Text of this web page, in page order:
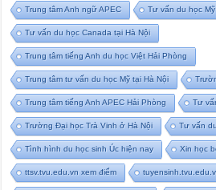
Trung tâm Anh ngữ APEC Tư vấn du học Mỹ
Tư vấn du học Canada tại Hà Nội
Trung tâm tiếng Anh du học Việt Hải Phòng
Trung tâm tư vấn du học Mỹ tại Hà Nội
Trung tâm tiếng Anh APEC Hải Phòng Tư
Trường Đại học Trà Vinh ở Hà Nội Tư vấn
Tình hình du học sinh Úc hiện nay Xin học
ttsv.tvu.edu.vn xem điểm